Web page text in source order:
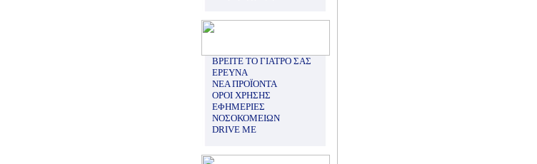
ΒΡΕΙΤΕ ΤΟ ΓΙΑΤΡΟ ΣΑΣ
ΕΡΕΥΝΑ
ΝΕΑ ΠΡΟΪΟΝΤΑ
ΟΡΟΙ ΧΡΗΣΗΣ
ΕΦΗΜΕΡΙΕΣ
ΝΟΣΟΚΟΜΕΙΩΝ
DRIVE ME